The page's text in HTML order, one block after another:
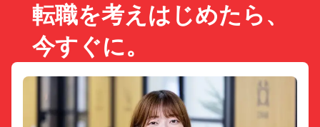
転職を考えはじめたら、
今すぐに。